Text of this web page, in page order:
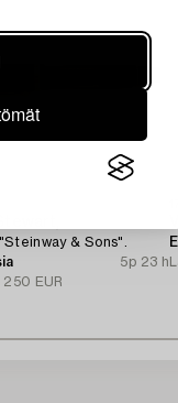
& Sons".
5p 23 h
250 EUR